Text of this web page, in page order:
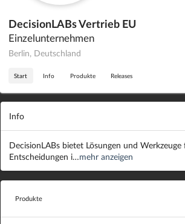
DecisionLABs Vertrieb EU
Einzelunternehmen
Berlin, Deutschland
Start Info Produkte Releases
Info
DecisionLABs bietet Lösungen und
Entscheidungen i…mehr anzeigen
Produkte